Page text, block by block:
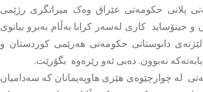
پلانی حکومەتی عێراق وەک میراتگری رژێمی
و جینۆساید کاری لەسەر کرابا بەڵام بەبرو بیانوی
دانوستانی حکومەتی ھەرێمی کوردستان و
نەبوون. دەبی ئەو رێرەوە بگۆرێت.
لە چوارچێوەی هێزی هاوپەیمانان کە سەدامیان